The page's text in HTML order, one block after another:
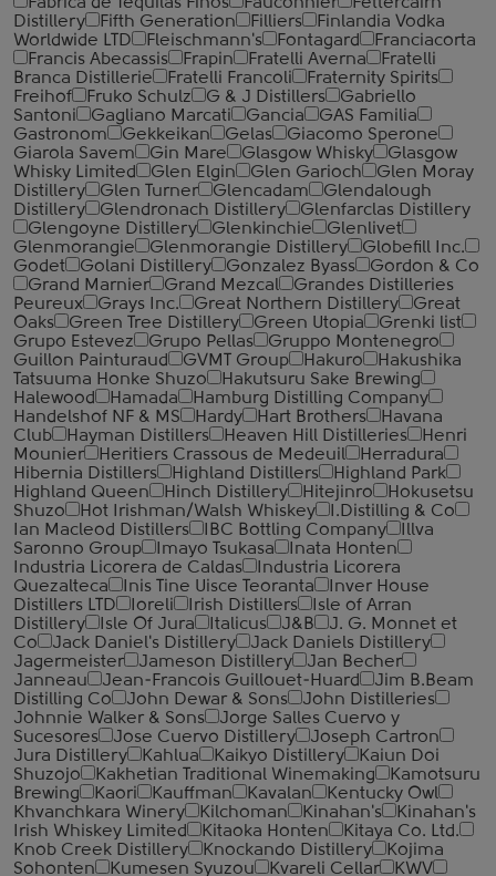
Distillery
Fifth Generation Filliers
Finlandia Vodka
Worldwide LTD
Fleischmann's Fontagard
Franciacorta
Francis Abecassis
Frapin Fratelli Averna
Fratelli
Branca Distillerie
Fratelli ‎Francoli
Fraternity Spirits
Freihof
Fruko Schulz G & J Distillers
Gabriello
Santoni
Gagliano Marcati Gancia
GAS Familia
Gastronom
Gekkeikan Gelas
Giacomo Sperone
Giarola Savem
Gin Mare Glasgow Whisky
Glasgow
Whisky Limited
Glen Elgin Glen Garioch
Glen Moray
Distillery
Glen Turner Glencadam
Glendalough
Distillery
Glendronach Distillery
Glenfarclas Distillery
Glengoyne Distillery
Glenkinchie
Glenlivet
Glenmorangie
Glenmorangie Distillery
Globefill Inc.
Godet
Golani Distillery Gonzalez Byass
Gordon & Co
Grand Marnier
Grand Mezcal
Grandes Distilleries
Peureux
Grays Inc. Great Northern Distillery
Great
Oaks
Green Tree Distillery Green Utopia
Grenki list
Grupo Estevez
Grupo Pellas
Gruppo Montenegro
Guillon Painturaud
GVMT Group Hakuro
Hakushika
Tatsuuma Honke Shuzo
Hakutsuru Sake Brewing
Halewood
Hamada
Hamburg Distilling Company
Handelshof NF & MS
Hardy Hart Brothers
Havana
Club
Hayman Distillers Heaven Hill Distilleries
Henri
Mounier
Heritiers Crassous de Medeuil
Herradura
Hibernia Distillers
Highland Distillers
Highland Park
Highland Queen
Hinch Distillery Hitejinro
Hokusetsu
Shuzo
Hot Irishman/Walsh Whiskey
I.Distilling & Co
Ian Macleod Distillers
IBC Bottling Company
Illva
Saronno Group
Imayo Tsukasa
Inata Honten
Industria Licorera de Caldas
Industria Licorera
Quezalteca
Inis Tine Uisce Teoranta
Inver House
Distillers LTD
Ioreli Irish Distillers
Isle of Arran
Distillery
Isle Of Jura Italicus J&B
J. G. Monnet et
Co
Jack Daniel's Distillery
Jack Daniels Distillery
Jagermeister
Jameson Distillery
Jan Becher
Janneau
Jean-Francois Guillouet-Huard
Jim B.Beam
Distilling Co
John Dewar & Sons
John Distilleries
Johnnie Walker & Sons
Jorge Salles Cuervo y
Sucesores
Jose Cuervo Distillery
Joseph Cartron
Jura Distillery
Kahlua Kaikyo Distillery
Kaiun Doi
Shuzojo
Kakhetian Traditional Winemaking
Kamotsuru
Brewing
Kaori Kauffman Kavalan
Kentucky Owl
Khvanchkara Winery
Kilchoman Kinahan's
Kinahan's
Irish Whiskey Limited
Kitaoka Honten
Kitaya Co. Ltd.
Knob Creek Distillery
Knockando Distillery
Kojima
Sohonten
Kumesen Syuzou Kvareli Cellar
KWV